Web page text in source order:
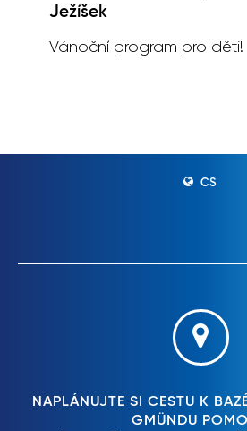
Ježíšek
Vánoční program pro děti!
CS
NAPLÁNUJTE SI CESTU K
GMÜNDU